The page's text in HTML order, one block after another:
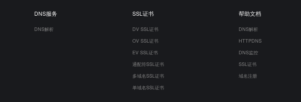
DNS服务
DNS解析
SSL证书
DV SSL证书
OV SSL证书
EV SSL证书
通配符SSL证书
多域名SSL证书
单域名SSL证书
帮助文档
DNS解析
HTTPDNS
DNS监控
SSL证书
域名注册